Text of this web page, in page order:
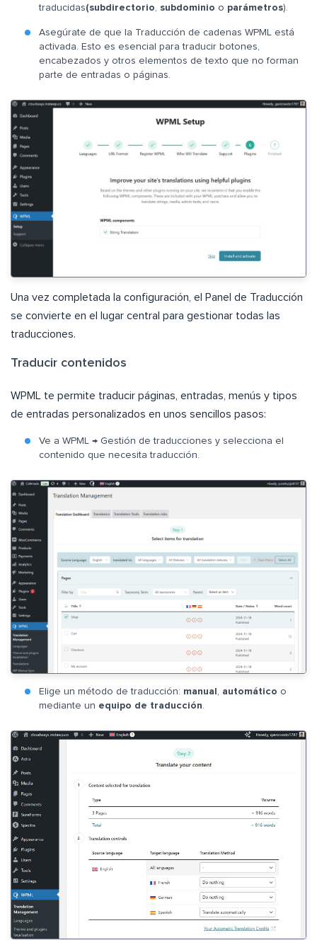
traducidas(subdirectorio, subdominio o parámetros).
Asegúrate de que la Traducción de cadenas WPML está
activada. Esto es esencial para traducir botones,
encabezados y otros elementos de texto que no forman
parte de entradas o páginas.
Una vez completada la configuración, el Panel de Traducción
se convierte en el lugar central para gestionar todas las
traducciones.
Traducir contenidos
WPML te permite traducir páginas, entradas, menús y tipos
de entradas personalizados en unos sencillos pasos:
Ve a WPML → Gestión de traducciones y selecciona el
contenido que necesita traducción.
Elige un método de traducción: manual automático o
mediante un equipo de traducción